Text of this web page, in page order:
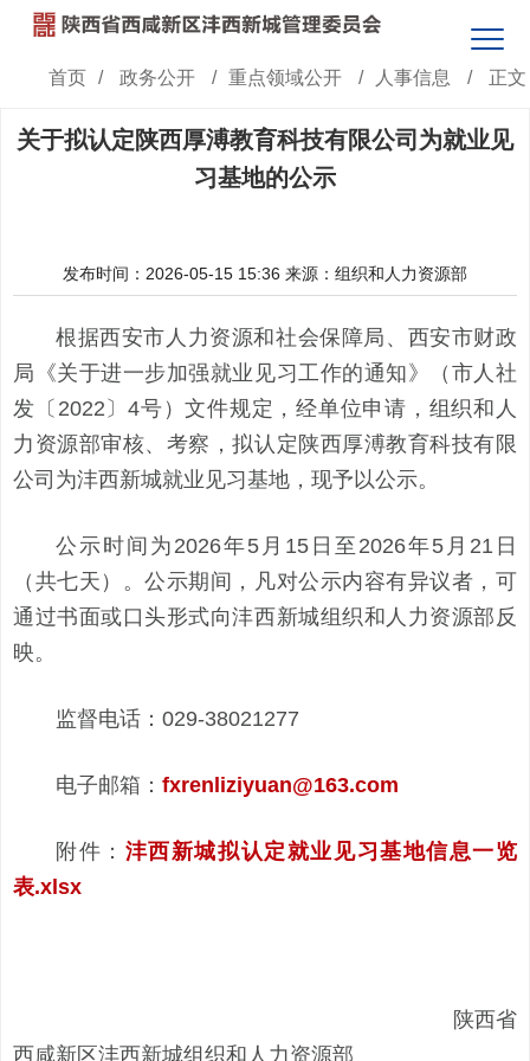
首页 / 政务公开 / 重点领域公开 / 人事信息 / 正文
关于拟认定陕西厚溥教育科技有限公司为就业见
习基地的公示
发布时间：2026-05-15 15:36 来源：组织和人力资源部
根据西安市人力资源和社会保障局、西安市财政
局《关于进一步加强就业见习工作的通知》（市人社
发〔2022〕4号）文件规定，经单位申请，组织和人
力资源部审核、考察，拟认定陕西厚溥教育科技有限
公司为沣西新城就业见习基地，现予以公示。
公示时间为2026年5月15日至2026年5月21日
（共七天）。公示期间，凡对公示内容有异议者，可
通过书面或口头形式向沣西新城组织和人力资源部反
映。
监督电话：029-38021277
电子邮箱： fxrenliziyuan@163.com
附件： 沣西新城拟认定就业见习基地信息一览
表.xlsx
陕西省
西咸新区沣西新城组织和人力资源部